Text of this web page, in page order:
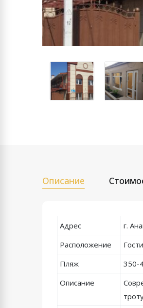
Описание
Адрес
г.
Расположение
Пляж
350-
Описание